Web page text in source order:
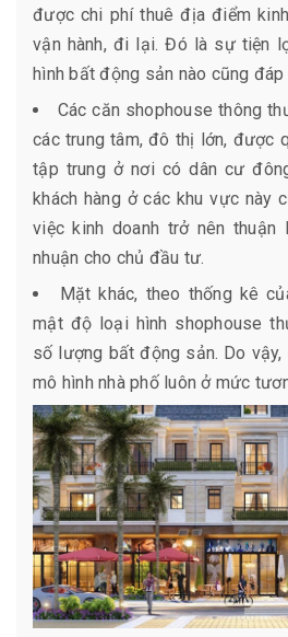
được chi phí thuê địa điểm
vận hành, đi lại. Đó là sự tiện
hình bất động sản nào cũng
Các căn shophouse thông
các trung tâm, đô thị lớn, được
tập trung ở nơi có dân cư
khách hàng ở các khu vực này
việc kinh doanh trở nên
nhuận cho chủ đầu tư.
Mặt khác, theo thống kê
mật độ loại hình shophouse
số lượng bất động sản. Do vậy,
mô hình nhà phố luôn ở mức